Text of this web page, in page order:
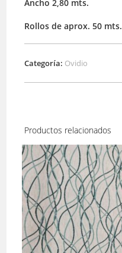
Ancho 2,80 mts.
Rollos de aprox. 50 mts.
Categoría: Ovidio
Productos relacionados